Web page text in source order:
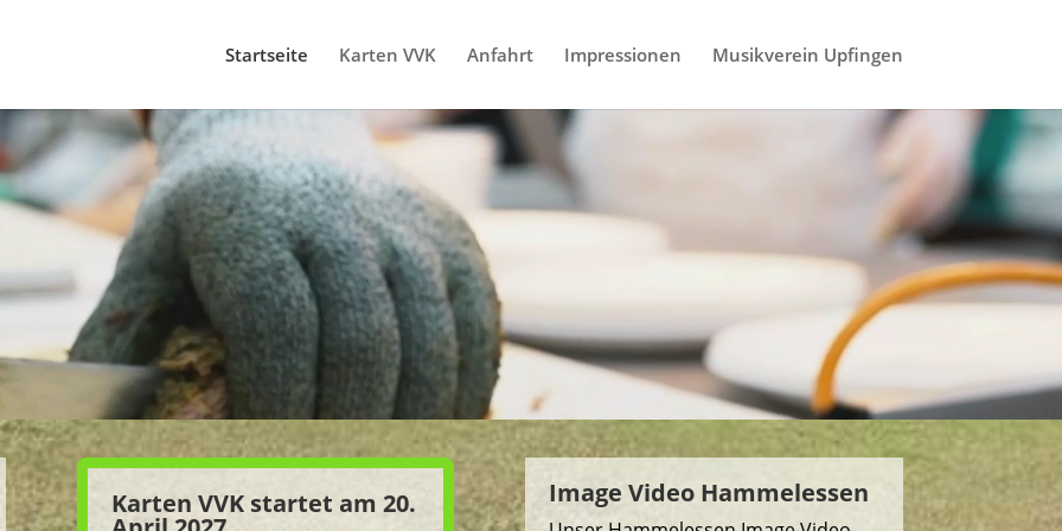
Startseite Karten VVK Anfahrt Impressionen Musikverein Upfingen
Karten VVK startet am 20. Image Video Hammelessen